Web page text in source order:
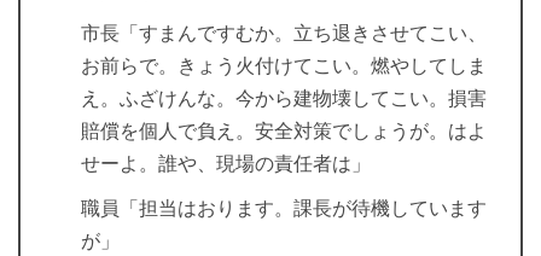
市長「すまんですむか。立ち退きさせてこい、
お前らで。きょう火付けてこい。燃やしてしま
え。ふざけんな。今から建物壊してこい。損害
賠償を個人で負え。安全対策でしょうが。はよ
せーよ。誰や、現場の責任者は」
職員「担当はおります。課長が待機しています
が」